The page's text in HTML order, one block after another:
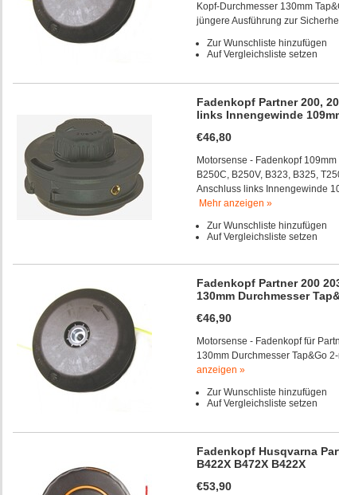
Kopf-Durchmesser 130mm
jüngere Ausführung zur
Zur Wunschliste hinzufügen
Auf Vergleichsliste setzen
Fadenkopf Partner 200,
links Innengewinde
€46,80
Motorsense - Fadenkopf
B250C, B250V, B323, B325,
Anschluss links Innengewinde
Mehr anzeigen »
Zur Wunschliste hinzufügen
Auf Vergleichsliste setzen
Fadenkopf Partner 200
130mm Durchmesser
€46,90
Motorsense - Fadenkopf für
130mm Durchmesser Tap&Go
anzeigen »
Zur Wunschliste hinzufügen
Auf Vergleichsliste setzen
Fadenkopf Husqvarna
B422X B472X B422X
€53,90